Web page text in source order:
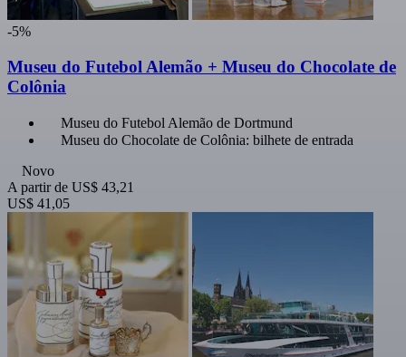
-5%
Museu do Futebol Alemão + Museu do Chocolate de
Colônia
Museu do Futebol Alemão de Dortmund
Museu do Chocolate de Colônia: bilhete de entrada
Novo
A partir de US$ 43,21
US$ 41,05